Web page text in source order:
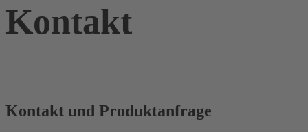
Kontakt
Kontakt und Produktanfrage